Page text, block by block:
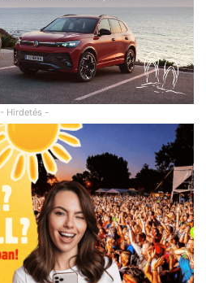
- Hirdetés -